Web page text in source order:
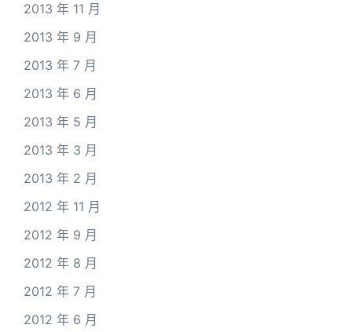
2013 年 11 月
2013 年 9 月
2013 年 7 月
2013 年 6 月
2013 年 5 月
2013 年 3 月
2013 年 2 月
2012 年 11 月
2012 年 9 月
2012 年 8 月
2012 年 7 月
2012 年 6 月